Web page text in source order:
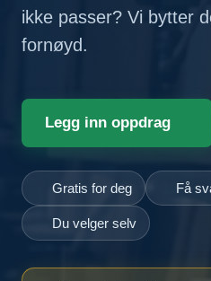
ikke passer? Vi bytter
fornøyd.
Legg inn oppdrag
Gratis for deg Få
Du velger selv